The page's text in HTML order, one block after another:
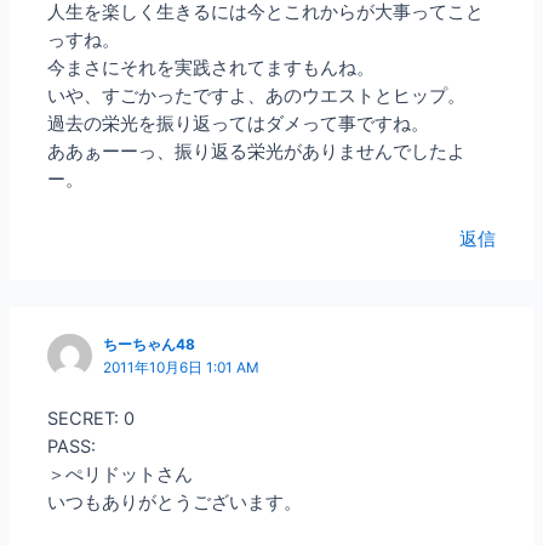
人生を楽しく生きるには今とこれからが大事ってこと
っすね。
今まさにそれを実践されてますもんね。
いや、すごかったですよ、あのウエストとヒップ。
過去の栄光を振り返ってはダメって事ですね。
ああぁーーっ、振り返る栄光がありませんでしたよ
ー。
返信
ちーちゃん48
2011年10月6日 1:01 AM
SECRET: 0
PASS:
＞ぺリドットさん
いつもありがとうございます。